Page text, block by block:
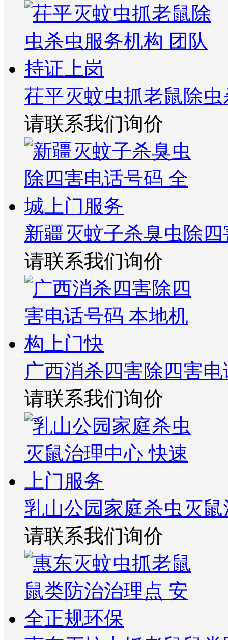
茌平灭蚊虫抓老鼠除
请联系我们询价
新疆灭蚊子杀臭虫除
请联系我们询价
广西消杀四害除四害
请联系我们询价
乳山公园家庭杀虫灭
请联系我们询价